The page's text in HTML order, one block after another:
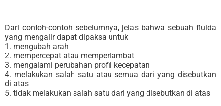
Dari contoh-contoh sebelumnya, jelas bahwa sebuah fluida
yang mengalir dapat dipaksa untuk
1. mengubah arah
2. mempercepat atau memperlambat
3. mengalami perubahan profil kecepatan
4. melakukan salah satu atau semua dari yang disebutkan
di atas
5. tidak melakukan salah satu dari yang disebutkan di atas